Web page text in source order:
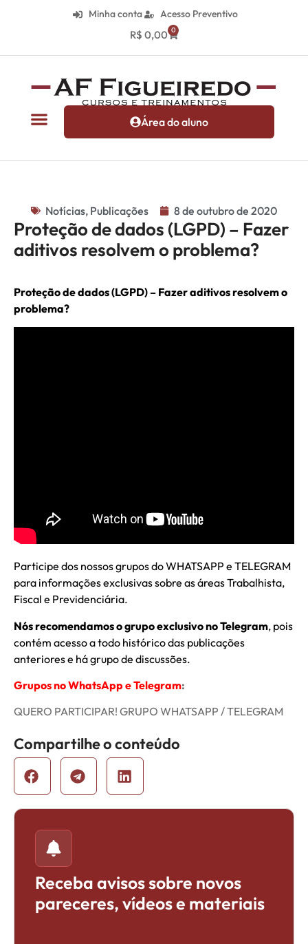
Minha conta Acesso Preventivo
R$ 0,00 0
Área do aluno
Notícias, Publicações 8 de outubro de 2020
Proteção de dados (LGPD) – Fazer
aditivos resolvem o problema?
Proteção de dados (LGPD) – Fazer aditivos resolvem o
problema?
Participe dos nossos grupos do WHATSAPP e TELEGRAM
para informações exclusivas sobre as áreas Trabalhista,
Fiscal e Previdenciária.
Nós recomendamos o grupo exclusivo no Telegram, pois
contém acesso a todo histórico das publicações
anteriores e há grupo de discussões.
Grupos no WhatsApp e Telegram:
QUERO PARTICIPAR! GRUPO WHATSAPP / TELEGRAM
Compartilhe o conteúdo
Receba avisos sobre novos
pareceres, vídeos e materiais